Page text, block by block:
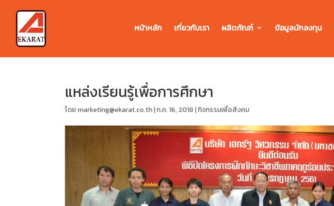
หน้าหลัก เกี่ยวกับเรา ผลิตภัณฑ์ ข้อมูลนักลงทุน
แหล่งเรียนรู้เพื่อการศึกษา
โดย marketing@ekarat.co.th|ก.ค. 16, 2018 |กิจกรรมเพื่อสังคม